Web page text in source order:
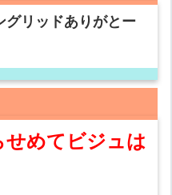
グリッドありがとー
めてビジュは